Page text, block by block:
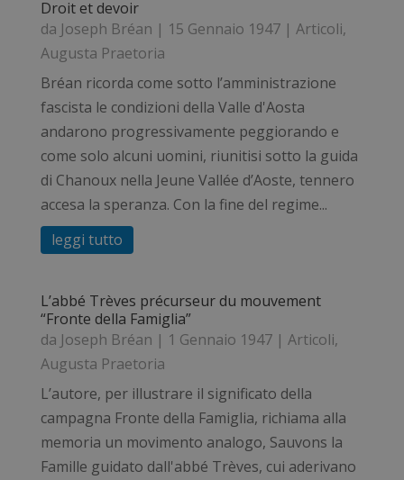
Droit et devoir
da Joseph Bréan | 15 Gennaio 1947| Articoli,
Augusta Praetoria
Bréan ricorda come sotto l’amministrazione
fascista le condizioni della Valle d'Aosta
andarono progressivamente peggiorando e
come solo alcuni uomini, riunitisi sotto la guida
di Chanoux nella Jeune Vallée d’Aoste, tennero
accesa la speranza. Con la fine del regime...
leggi tutto
L’abbé Trèves précurseur du mouvement
“Fronte della Famiglia”
da Joseph Bréan | 1 Gennaio 1947| Articoli,
Augusta Praetoria
L’autore, per illustrare il significato della
campagna Fronte della Famiglia, richiama alla
memoria un movimento analogo, Sauvons la
Famille guidato dall'abbé Trèves, cui aderivano